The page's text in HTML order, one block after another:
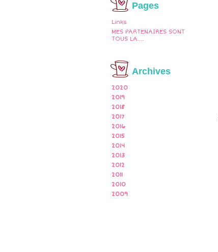
Pages
Links
MES PARTENAIRES SONT
TOUS LA....
Archives
2020
2019
2018
2017
2016
2015
2014
2013
2012
2011
2010
2009